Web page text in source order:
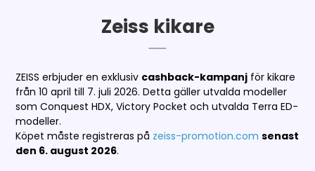
Zeiss kikare
ZEISS erbjuder en exklusiv cashback-kampanj för kikare
från 10 april till 7. juli 2026. Detta gäller utvalda modeller
som Conquest HDX, Victory Pocket och utvalda Terra ED-
modeller.
Köpet måste registreras på zeiss-promotion.com senast
den 6. august 2026.